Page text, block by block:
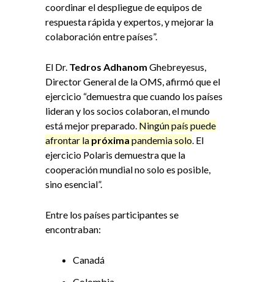
coordinar el despliegue de equipos de
respuesta rápida y expertos, y mejorar la
colaboración entre países”.
El Dr. Tedros Adhanom Ghebreyesus,
Director General de la OMS, afirmó que el
ejercicio “demuestra que cuando los países
lideran y los socios colaboran, el mundo
está mejor preparado. Ningún país puede
afrontar la próxima pandemia solo. El
ejercicio Polaris demuestra que la
cooperación mundial no solo es posible,
sino esencial”.
Entre los países participantes se
encontraban:
Canadá